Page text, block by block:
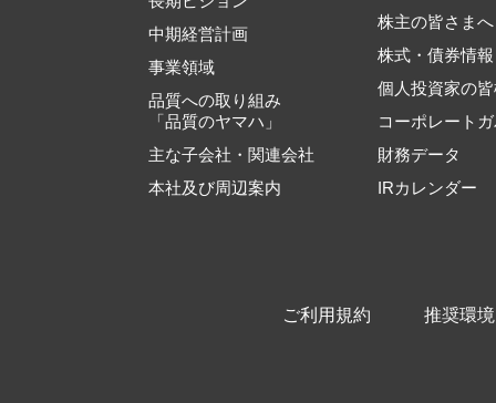
中期経営計画
事業領域
品質への取り組み
「品質のヤマハ」
主な子会社・関連会社
本社及び周辺案内
株主の皆さまへ
株式・債券情報
個人投資家の
コーポレート
財務データ
IRカレンダー
ご利用規約 推奨環境